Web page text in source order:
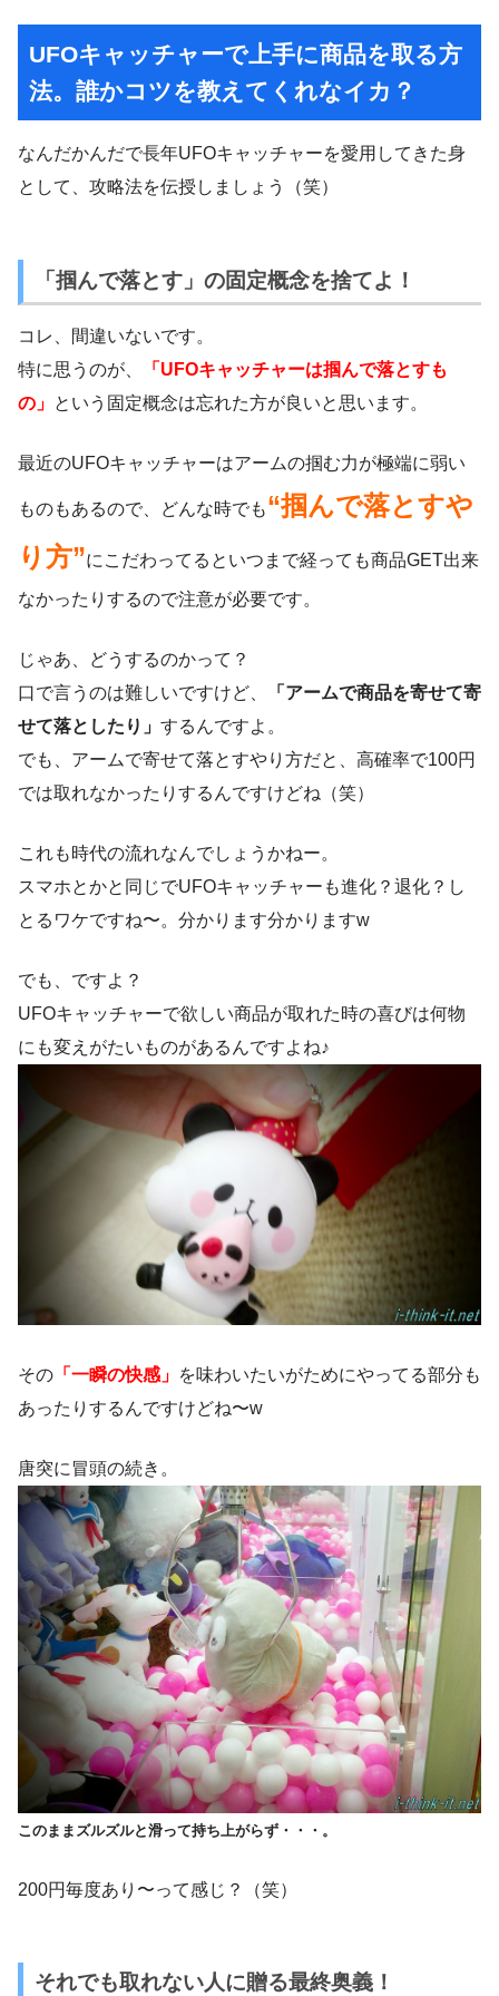
UFOキャッチャーで上手に商品を取る方
法。誰かコツを教えてくれなイカ？
なんだかんだで長年UFOキャッチャーを愛用してきた身
として、攻略法を伝授しましょう（笑）
「掴んで落とす」の固定概念を捨てよ！
コレ、間違いないです。
特に思うのが、
「UFOキャッチャーは掴んで落とすも
の」 という固定概念は忘れた方が良いと思います。
最近のUFOキャッチャーはアームの掴む力が極端に弱い
ものもあるので、どんな時でも“掴んで落とすや
り方”にこだわってるといつまで経っても商品GET出来
なかったりするので注意が必要です。
じゃあ、どうするのかって？
口で言うのは難しいですけど、
「アームで商品を寄せて寄
せて落としたり」 するんですよ。
でも、アームで寄せて落とすやり方だと、高確率で100円
では取れなかったりするんですけどね（笑）
これも時代の流れなんでしょうかねー。
スマホとかと同じでUFOキャッチャーも進化？退化？し
とるワケですね〜。分かります分かりますw
でも、ですよ？
UFOキャッチャーで欲しい商品が取れた時の喜びは何物
にも変えがたいものがあるんですよね♪
その 「一瞬の快感」 を味わいたいがためにやってる部分も
あったりするんですけどね〜w
唐突に冒頭の続き。
このままズルズルと滑って持ち上がらず・・・。
200円毎度あり〜って感じ？（笑）
それでも取れない人に贈る最終奥義！